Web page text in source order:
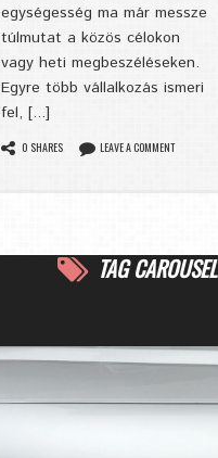
egységesség ma már messze
túlmutat a közös célokon
vagy heti megbeszéléseken.
Egyre több vállalkozás ismeri
fel, [...]
0 SHARES LEAVE A COMMENT
TAG CAROUSEL